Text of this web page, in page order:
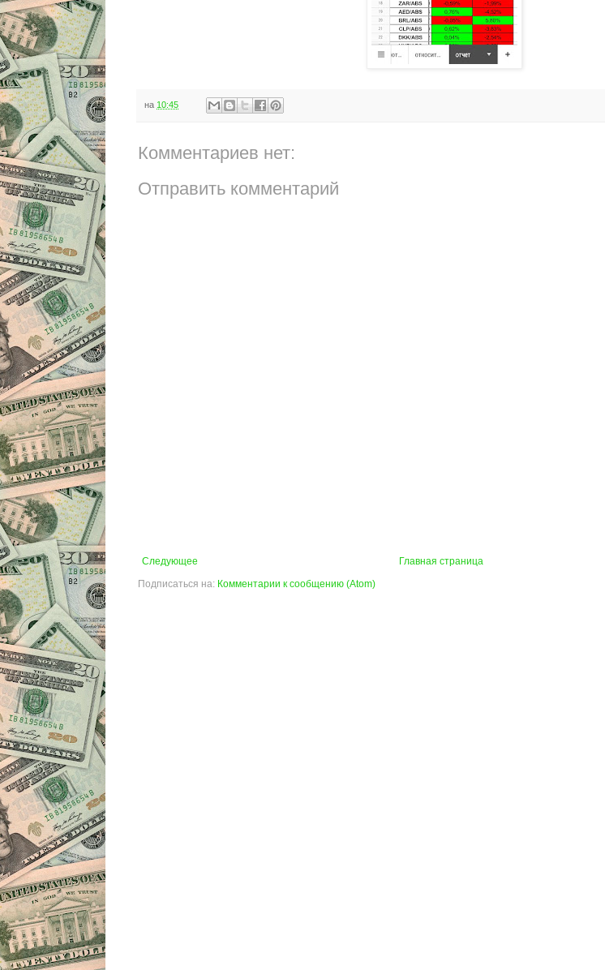
на 10:45
Комментариев нет:
Отправить комментарий
Следующее
Главная страница
Подписаться на: Комментарии к сообщению (Atom)